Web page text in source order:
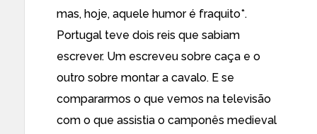
mas, hoje, aquele humor é fraquito*.
Portugal teve dois reis que sabiam
escrever. Um escreveu sobre caça e o
outro sobre montar a cavalo. E se
compararmos o que vemos na televisão
com o que assistia o camponês medieval